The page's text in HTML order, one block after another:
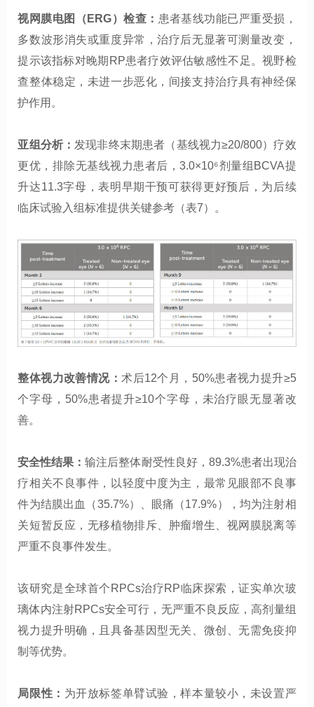
视网膜电图（ERG）检查： 患者基线功能已严重受损，
多数波形消失或重度异常，治疗后无显著可测量改变，
提示该指标对晚期RP患者疗效评估敏感性不足。视野检
查整体稳定，未进一步恶化，间接支持治疗具有神经保
护作用。
亚组分析： 发现非终末期患者（基线视力≥20/800）疗效
更优，排除无基线视力患者后，3.0×10⁶剂量组BCVA提
升达11.3字母，表明早期干预可获得更好预后，为后续
临床试验入组标准提供关键参考（表7）。
整体视力改善情况：术后12个月，50%患者视力提升≥5
个字母，50%患者提升≥10个字母，未治疗眼无显著改
善。
安全性结果：输注后整体耐受性良好，89.3%患者出现治
疗相关不良事件，以轻度中度为主，最常见眼部不良事
件为结膜出血（35.7%）、眼痛（17.9%），均为注射相
关短暂反应，无移植物排斥、肿瘤增生、视网膜脱离等
严重不良事件发生。
该研究是全球首个RPCs治疗RP临床探索，证实单次玻
璃体内注射RPCs安全可行，无严重不良反应，高剂量组
视力提升明确，且具备基因型无关、微创、无需免疫抑
制等优势。
局限性： 为开放标签单臂试验，样本量较小，未设置严